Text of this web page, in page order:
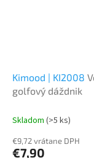
Kimood | KI2008
golfový dáždnik
Skladom (>5 ks)
€9,72 vrátane DPH
€7,90